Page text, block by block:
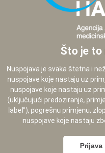
Što je to
Nuspojava je svaka štetna i
nuspojave koje nastaju uz
nuspojave koje nastaju uz
(uključujući predoziranje,
label”), pogrešnu primjenu,
nuspojave koje nastaju